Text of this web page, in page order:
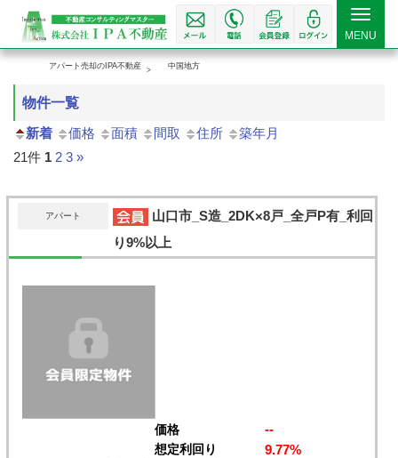
Toggle
MENU
アパート売却のIPA不動産 中国地方
物件一覧
新着
価格 面積 間取 住所
築年月
21件 1 2 3 »
アパート
山口市_S造_2DK×8戸_全戸P有_利回
り9%以上
価格 --
想定利回り
9.77%